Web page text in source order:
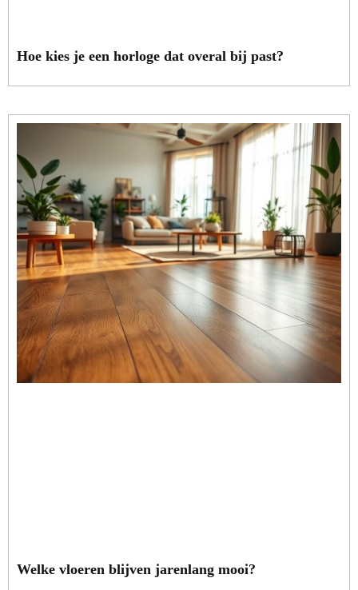
Hoe kies je een horloge dat overal bij past?
Welke vloeren blijven jarenlang mooi?